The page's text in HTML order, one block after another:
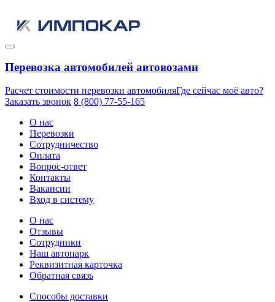
Перевозка автомобилей автовозами
Расчет стоимости перевозки автомобиляГде сейчас моё авто?
Заказать звонок 8 (800) 77-55-165
О нас
Перевозки
Сотрудничество
Оплата
Вопрос-ответ
Контакты
Вакансии
Вход в систему
О нас
Отзывы
Сотрудники
Наш автопарк
Реквизитная карточка
Обратная связь
Способы доставки